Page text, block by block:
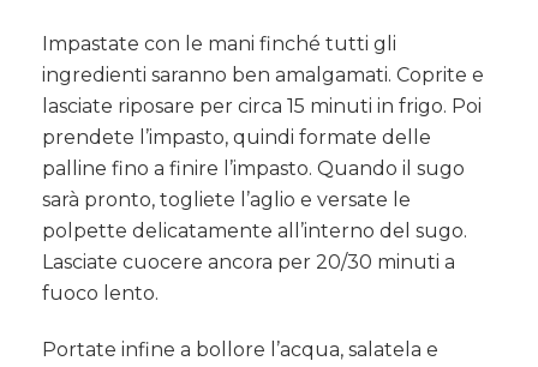
Impastate con le mani finché tutti gli
ingredienti saranno ben amalgamati. Coprite e
lasciate riposare per circa 15 minuti in frigo. Poi
prendete l’impasto, quindi formate delle
palline fino a finire l’impasto. Quando il sugo
sarà pronto, togliete l’aglio e versate le
polpette delicatamente all’interno del sugo.
Lasciate cuocere ancora per 20/30 minuti a
fuoco lento.
Portate infine a bollore l’acqua, salatela e